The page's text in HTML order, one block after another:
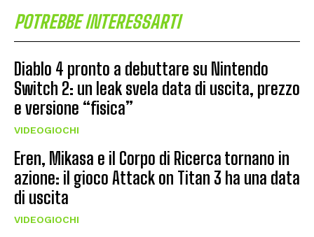
POTREBBE INTERESSARTI
Diablo 4 pronto a debuttare su Nintendo
Switch 2: un leak svela data di uscita, prezzo
e versione “fisica”
VIDEOGIOCHI
Eren, Mikasa e il Corpo di Ricerca tornano in
azione: il gioco Attack on Titan 3 ha una data
di uscita
VIDEOGIOCHI